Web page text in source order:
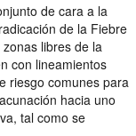
de cara a la
de la Fiebre
libres de la
con lineamientos
riesgo comunes para
hacia uno
tal como se